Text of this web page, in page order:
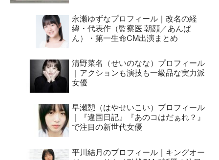
永瀬ゆずなプロフィール｜改名の経
緯・代表作（監察医 朝顔／あんぱ
ん）・第一生命CM出演まとめ
清野菜名（せいのなな）プロフィール
｜アクションも演技も一級品な実力派
女優
早瀬憩（はやせいこい）プロフィール
｜『違国日記』『あのコはだぁれ？』
で注目の新世代女優
平川結月のプロフィール｜キングオー